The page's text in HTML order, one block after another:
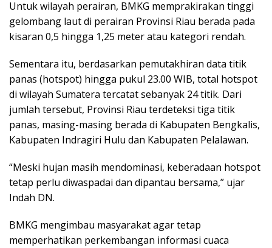
Untuk wilayah perairan, BMKG memprakirakan tinggi
gelombang laut di perairan Provinsi Riau berada pada
kisaran 0,5 hingga 1,25 meter atau kategori rendah.
Sementara itu, berdasarkan pemutakhiran data titik
panas (hotspot) hingga pukul 23.00 WIB, total hotspot
di wilayah Sumatera tercatat sebanyak 24 titik. Dari
jumlah tersebut, Provinsi Riau terdeteksi tiga titik
panas, masing-masing berada di Kabupaten Bengkalis,
Kabupaten Indragiri Hulu dan Kabupaten Pelalawan.
“Meski hujan masih mendominasi, keberadaan hotspot
tetap perlu diwaspadai dan dipantau bersama,” ujar
Indah DN.
BMKG mengimbau masyarakat agar tetap
memperhatikan perkembangan informasi cuaca